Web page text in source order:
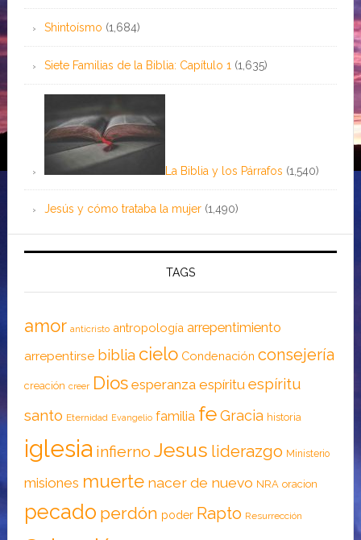
Shintoísmo (1,684)
Siete Familias de la Biblia: Capítulo 1 (1,635)
La Biblia y los Párrafos (1,540)
Jesús y cómo trataba la mujer (1,490)
TAGS
amor anticristo antropología arrepentimiento
arrepentirse biblia cielo Condenación consejería
creación creer Dios esperanza espíritu espíritu
santo Eternidad Evangelio familia feGracia historia
iglesia infierno Jesus liderazgo Ministerio
misiones muerte nacer de nuevo NRA oracion
pecado perdón poder Rapto Resurrección